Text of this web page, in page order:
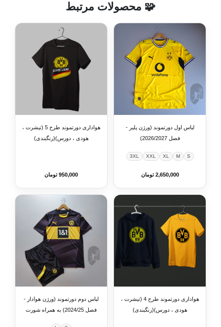
🧩 محصولات مرتبط
لباس اول دورتموند (ورژن پلیر -
فصل 2026/2027)
S
M
XL
XXL
3XL
2,650,000 تومان
هواداری دورتموند طرح 5 (تیشرت ،
هودی ، دورس)(رنگبندی)
950,000 تومان
هواداری دورتموند طرح 4 (تیشرت ،
هودی ، دورس)(رنگبندی)
لباس دوم دورتموند (ورژن هوادار -
فصل 2024/25) به همراه شورت